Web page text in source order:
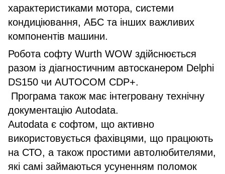
характеристиками мотора, системи
кондиціювання, АБС та інших важливих
компонентів машини.
Робота софту Wurth WOW здійснюється
разом із діагностичним автосканером Delphi
DS150 чи AUTOCOM CDP+.
Програма також має інтегровану технічну
документацію Autodata.
Autodata є софтом, що активно
використовується фахівцями, що працюють
на СТО, а також простими автолюбителями,
які самі займаються усуненням поломок